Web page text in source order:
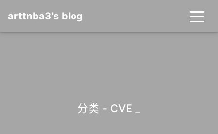
arttnba3's blog
分类 - CVE